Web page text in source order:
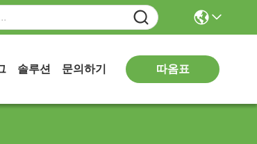
솔루션 문의하기 따옴표